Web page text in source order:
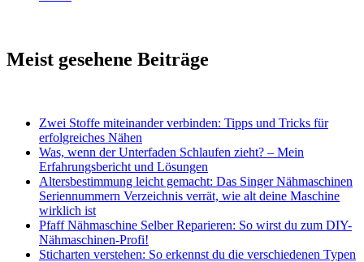
Meist gesehene Beiträge
Zwei Stoffe miteinander verbinden: Tipps und Tricks für
erfolgreiches Nähen
Was, wenn der Unterfaden Schlaufen zieht? – Mein
Erfahrungsbericht und Lösungen
Altersbestimmung leicht gemacht: Das Singer Nähmaschinen
Seriennummern Verzeichnis verrät, wie alt deine Maschine
wirklich ist
Pfaff Nähmaschine Selber Reparieren: So wirst du zum DIY-
Nähmaschinen-Profi!
Sticharten verstehen: So erkennst du die verschiedenen Typen